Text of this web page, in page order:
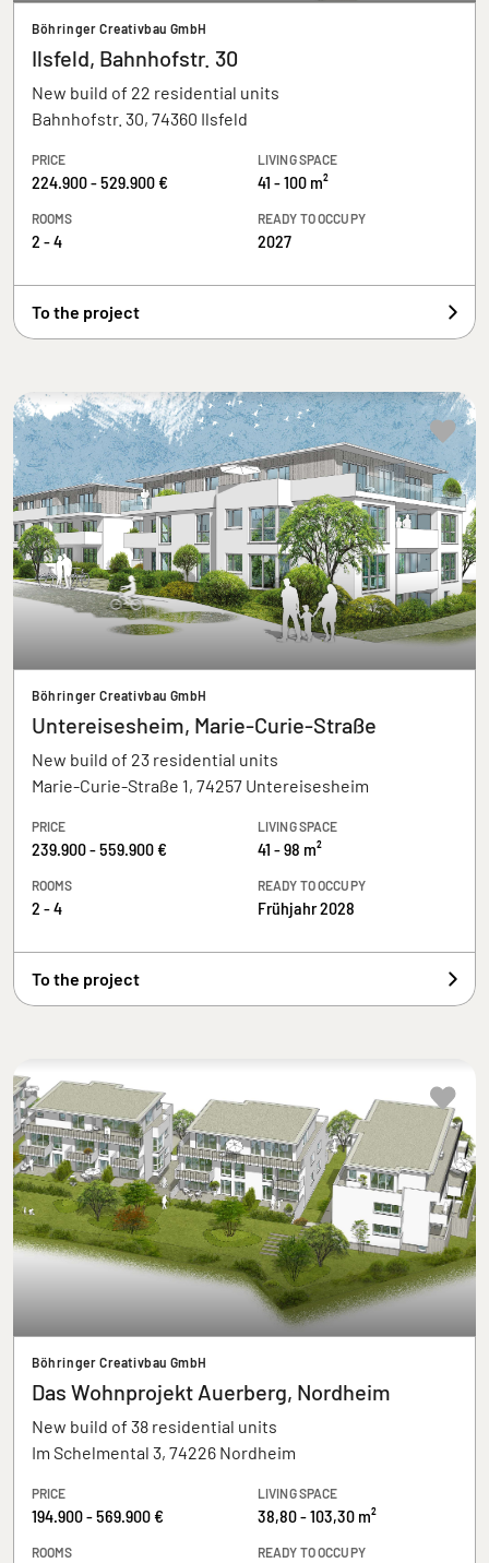
Böhringer Creativbau GmbH
Ilsfeld, Bahnhofstr. 30
New build of 22 residential units
Bahnhofstr. 30, 74360 Ilsfeld
PRICE
224.900 - 529.900 €
LIVING SPACE
41 - 100 m²
ROOMS
2 - 4
READY TO OCCUPY
2027
To the project
Böhringer Creativbau GmbH
Untereisesheim, Marie-Curie-Straße
New build of 23 residential units
Marie-Curie-Straße 1, 74257 Untereisesheim
PRICE
239.900 - 559.900 €
LIVING SPACE
41 - 98 m²
ROOMS
2 - 4
READY TO OCCUPY
Frühjahr 2028
To the project
Böhringer Creativbau GmbH
Das Wohnprojekt Auerberg, Nordheim
New build of 38 residential units
Im Schelmental 3, 74226 Nordheim
PRICE
194.900 - 569.900 €
LIVING SPACE
38,80 - 103,30 m²
ROOMS READY TO OCCUPY